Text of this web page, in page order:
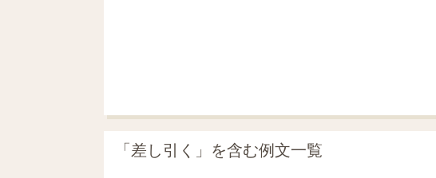
「差し引く」を含む例文一覧